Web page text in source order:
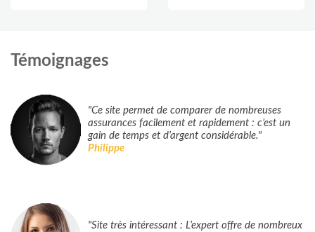
Témoignages
"Ce site permet de comparer de nombreuses
assurances facilement et rapidement : c’est un
gain de temps et d’argent considérable."
Philippe
"Site très intéressant : L’expert offre de nombreux